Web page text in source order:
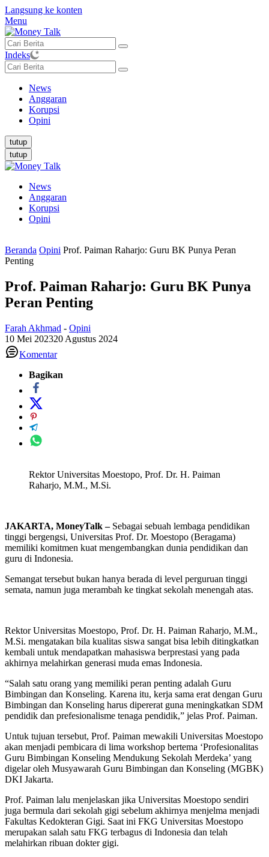
Langsung ke konten
Menu
Indeks
News
Anggaran
Korupsi
Opini
tutup
tutup
News
Anggaran
Korupsi
Opini
Beranda Opini Prof. Paiman Raharjo: Guru BK Punya Peran
Penting
Prof. Paiman Raharjo: Guru BK Punya
Peran Penting
Farah Akhmad - Opini
10 Mei 202320 Agustus 2024
Komentar
Bagikan
Rektor Universitas Moestopo, Prof. Dr. H. Paiman
Raharjo, M.M., M.Si.
JAKARTA, MoneyTalk –Sebagai sebuah lembaga pendidikan
tinggi bergengsi, Universitas Prof. Dr. Moestopo (Beragama)
memiliki komitmen kuat mengembangkan dunia pendidikan dan
guru di Indonesia.
Semangat tersebut bukan hanya berada di level perguruan tinggi
semata, namun juga merambah ke tingkat sekolah menengah atas.
Rektor Universitas Moestopo, Prof. Dr. H. Paiman Raharjo, M.M.,
M.Si. mengatakan bila kualitas siswa sangat bisa lebih ditingkatkan
kembali untuk mendapatkan mahasiswa berprestasi yang pada
akhirnya melahirkan generasi muda emas Indonesia.
“Salah satu orang yang memiliki peran penting adalah Guru
Bimbingan dan Konseling. Karena itu, kerja sama erat dengan Guru
Bimbingan dan Konseling harus dipererat guna meningkatkan SDM
pendidik dan prefesionalisme tenaga pendidik,” jelas Prof. Paiman.
Untuk tujuan tersebut, Prof. Paiman mewakili Universitas Moestopo
akan menjadi pembicara di lima workshop bertema ‘Profesionalitas
Guru Bimbingan Konseling Mendukung Sekolah Merdeka’ yang
digelar oleh Musyawarah Guru Bimbingan dan Konseling (MGBK)
DKI Jakarta.
Prof. Paiman lalu menjelaskan jika Universitas Moestopo sendiri
juga bermula dari sekolah gigi sebelum akhirnya menjelma menjadi
Fakultas Kedokteran Gigi. Saat ini FKG Universitas Moestopo
merupakan salah satu FKG terbagus di Indonesia dan telah
melahirkan ribuan dokter gigi.